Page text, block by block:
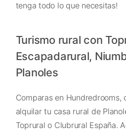
tenga todo lo que necesitas!
Turismo rural con
Escapadarural,
Planoles
Comparas en Hundredrooms,
alquilar tu casa rural de
Toprural o Clubrural España.